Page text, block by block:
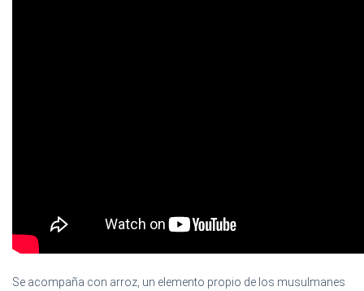
Se acompaña con arroz, un elemento propio de los musulmanes